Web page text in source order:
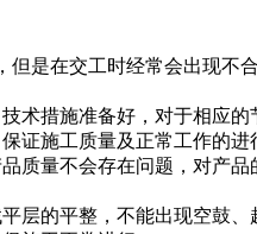
在交工时经常会出现不
措施准备好，对于相应的
施工质量及正常工作的进
量不会存在问题，对产品
的平整，不能出现空鼓、